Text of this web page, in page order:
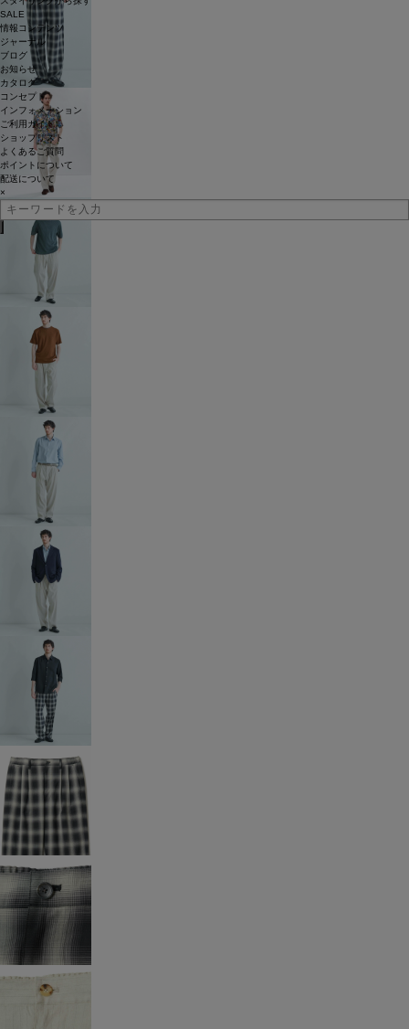
SALE
情報コンテンツ
ジャーナル
ブログ
お知らせ
カタログ
コンセプト
インフォメーション
ご利用ガイド
ショップリスト
よくあるご質問
ポイントについて
配送について
×